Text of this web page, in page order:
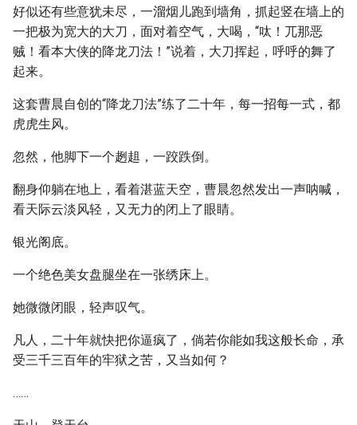
好似还有些意犹未尽，一溜烟儿跑到墙角，抓起竖在墙上的
一把极为宽大的大刀，面对着空气，大喝，“呔！兀那恶
贼！看本大侠的降龙刀法！”说着，大刀挥起，呼呼的舞了
起来。
这套曹晨自创的“降龙刀法”练了二十年，每一招每一式，都
虎虎生风。
忽然，他脚下一个趔趄，一跤跌倒。
翻身仰躺在地上，看着湛蓝天空，曹晨忽然发出一声呐喊，
看天际云淡风轻，又无力的闭上了眼睛。
银光阁底。
一个绝色美女盘腿坐在一张绣床上。
她微微闭眼，轻声叹气。
凡人，二十年就快把你逼疯了，倘若你能如我这般长命，承
受三千三百年的牢狱之苦，又当如何？
……